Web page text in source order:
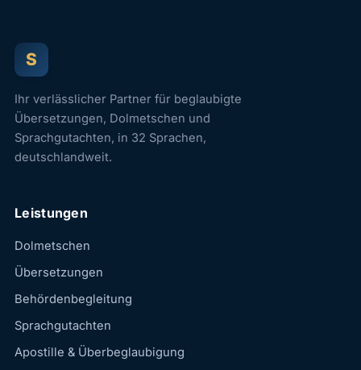
S
Ihr verlässlicher Partner für beglaubigte
Übersetzungen, Dolmetschen und
Sprachgutachten, in 32 Sprachen,
deutschlandweit.
Leistungen
Dolmetschen
Übersetzungen
Behördenbegleitung
Sprachgutachten
Apostille & Überbeglaubigung